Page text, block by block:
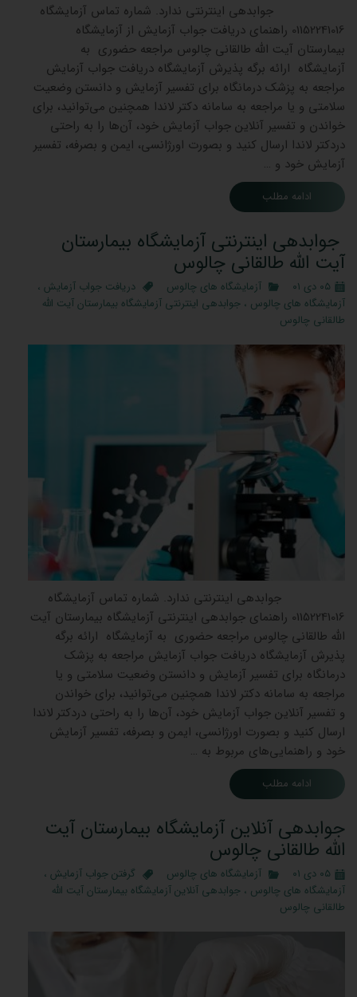
جوابدهی اینترنتی ندارد. شماره تماس آزمایشگاه
01152241016 راهنمای دریافت جواب آزمایش از آزمایشگاه
بیمارستان آیت الله طالقانی چالوس مراجعه حضوری به
آزمایشگاه ارائه برگه پذیرش آزمایشگاه دریافت جواب آزمایش
مراجعه به پزشک درمانگاه برای تفسیر آزمایش و دانستن وضعیت
سلامتی و یا مراجعه به سامانه دکتر لاندا همچنین می‌توانید، برای
خواندن و تفسیر آنلاین جواب آزمایش خود، آن‌ها را به راحتی
دردکتر لاندا ارسال کنید و بصورت اورژانسی، ایمن و بصرفه، تفسیر
آزمایش خود و …
ادامه مطلب
جوابدهی اینترنتی آزمایشگاه بیمارستان
آیت الله طالقانی چالوس
۰۵ دی ۰۱ آزمایشگاه های چالوس دریافت جواب آزمایش ،
آزمایشگاه های چالوس ، جوابدهی اینترنتی آزمایشگاه بیمارستان آیت الله
طالقانی چالوس
جوابدهی اینترنتی ندارد. شماره تماس آزمایشگاه
01152241016 راهنمای جوابدهی اینترنتی آزمایشگاه بیمارستان آیت
الله طالقانی چالوس مراجعه حضوری به آزمایشگاه ارائه برگه
پذیرش آزمایشگاه دریافت جواب آزمایش مراجعه به پزشک
درمانگاه برای تفسیر آزمایش و دانستن وضعیت سلامتی و یا
مراجعه به سامانه دکتر لاندا همچنین می‌توانید، برای خواندن
و تفسیر آنلاین جواب آزمایش خود، آن‌ها را به راحتی دردکتر لاندا
ارسال کنید و بصورت اورژانسی، ایمن و بصرفه، تفسیر آزمایش
خود و راهنمایی‌های مربوط به …
ادامه مطلب
جوابدهی آنلاین آزمایشگاه بیمارستان آیت
الله طالقانی چالوس
۰۵ دی ۰۱ آزمایشگاه های چالوس گرفتن جواب آزمایش ،
آزمایشگاه های چالوس ، جوابدهی آنلاین آزمایشگاه بیمارستان آیت الله
طالقانی چالوس